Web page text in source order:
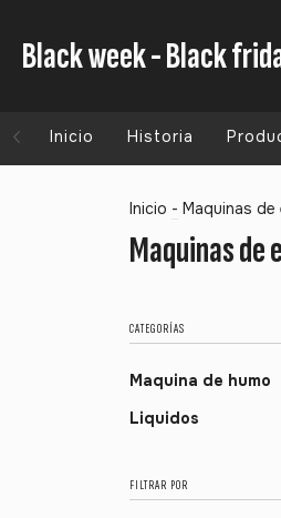
Black week - Black
Inicio Historia
Inicio - Maquinas
Maquinas
CATEGORÍAS
Maquina de humo
Liquidos
FILTRAR POR